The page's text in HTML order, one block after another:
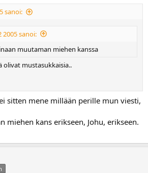
sanoi:
2005 sanoi:
muutaman miehen kanssa
olivat mustasukkaisia..
sitten mene millään perille mun viesti,
miehen kans erikseen, Johu, erikseen.